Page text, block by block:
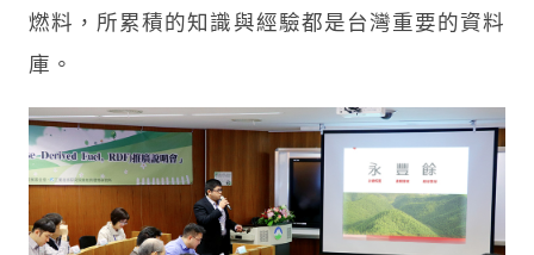
燃料，所累積的知識與經驗都是台灣重要的資料
庫。